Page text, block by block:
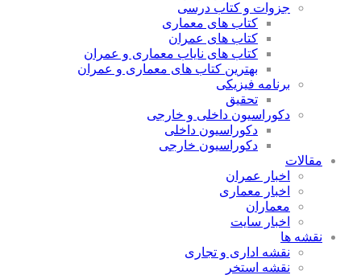
جزوات و کتاب درسی
کتاب های معماری
کتاب های عمران
کتاب های نایاب معماری و عمران
بهترین کتاب های معماری و عمران
برنامه فیزیکی
تحقیق
دکوراسیون داخلی و خارجی
دکوراسیون داخلی
دکوراسیون خارجی
مقالات
اخبار عمران
اخبار معماری
معماران
اخبار سایت
نقشه ها
نقشه اداری و تجاری
نقشه استخر